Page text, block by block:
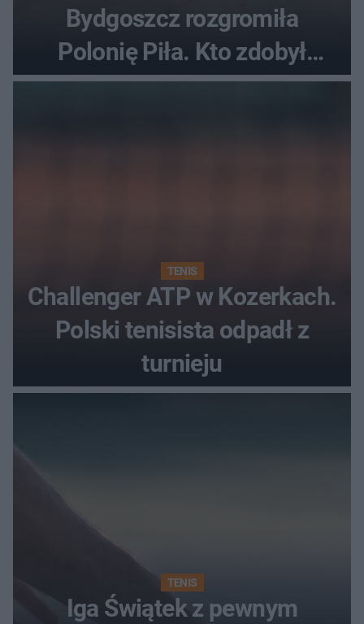
Bydgoszcz rozgromiła
Polonię Piła. Kto zdobył
najwięcej punktów?
TENIS
Challenger ATP w Kozerkach.
Polski tenisista odpadł z
turnieju
TENIS
Iga Świątek z pewnym